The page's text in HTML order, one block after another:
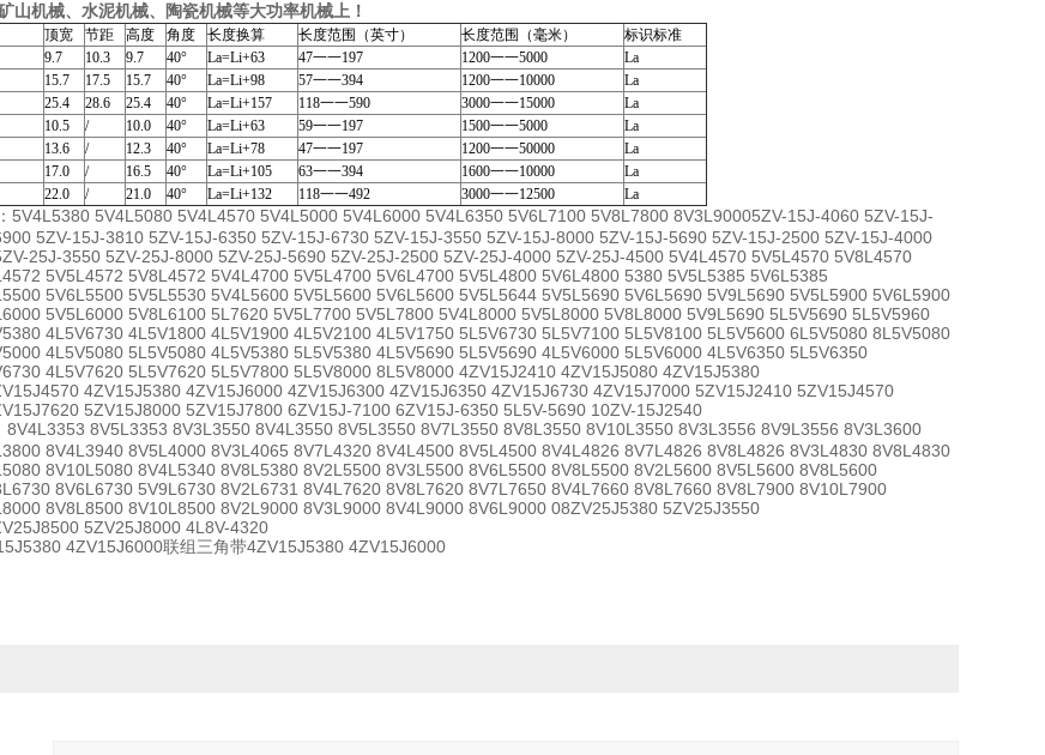
山机械、水泥机械、陶瓷机械等大功率机械上！
顶宽 节距 高度 角度 长度换算 长度范围（英寸） 长度范围（毫米）
标识标准
9.7 10.3 9.7 40° La=Li+63 47一一197 1200一一5000
La
15.7 17.5 15.7 40° La=Li+98 57一一394 1200一一10000
La
25.4 28.6 25.4 40° La=Li+157 118一一590 3000一一15000
La
10.5 / 10.0 40° La=Li+63 59一一197 1500一一5000
La
13.6 / 12.3 40° La=Li+78 47一一197 1200一一50000
La
17.0 / 16.5 40° La=Li+105 63一一394 1600一一10000
La
22.0 / 21.0 40° La=Li+132 118一一492 3000一一12500 La
5V4L5380 5V4L5080 5V4L4570 5V4L5000 5V4L6000 5V4L6350 5V6L7100 5V8L7800 8V3L90005ZV-15J-4060 5ZV-15J-
5ZV-15J-3810 5ZV-15J-6350 5ZV-15J-6730 5ZV-15J-3550 5ZV-15J-8000 5ZV-15J-5690 5ZV-15J-2500 5ZV-15J-4000
25J-3550 5ZV-25J-8000 5ZV-25J-5690 5ZV-25J-2500 5ZV-25J-4000 5ZV-25J-4500 5V4L4570 5V5L4570 5V8L4570
5V5L4572 5V8L4572 5V4L4700 5V5L4700 5V6L4700 5V5L4800 5V6L4800 5380 5V5L5385 5V6L5385
5V6L5500 5V5L5530 5V4L5600 5V5L5600 5V6L5600 5V5L5644 5V5L5690 5V6L5690 5V9L5690 5V5L5900 5V6L5900
5V5L6000 5V8L6100 5L7620 5V5L7700 5V5L7800 5V4L8000 5V5L8000 5V8L8000 5V9L5690 5L5V5690 5L5V5960
4L5V6730 4L5V1800 4L5V1900 4L5V2100 4L5V1750 5L5V6730 5L5V7100 5L5V8100 5L5V5600 6L5V5080 8L5V5080
4L5V5080 5L5V5080 4L5V5380 5L5V5380 4L5V5690 5L5V5690 4L5V6000 5L5V6000 4L5V6350 5L5V6350
4L5V7620 5L5V7620 5L5V7800 5L5V8000 8L5V8000 4ZV15J2410 4ZV15J5080 4ZV15J5380
4ZV15J5380 4ZV15J6000 4ZV15J6300 4ZV15J6350 4ZV15J6730 4ZV15J7000 5ZV15J2410 5ZV15J4570
5ZV15J8000 5ZV15J7800 6ZV15J-7100 6ZV15J-6350 5L5V-5690 10ZV-15J2540
8V4L3353 8V5L3353 8V3L3550 8V4L3550 8V5L3550 8V7L3550 8V8L3550 8V10L3550 8V3L3556 8V9L3556 8V3L3600
8V4L3940 8V5L4000 8V3L4065 8V7L4320 8V4L4500 8V5L4500 8V4L4826 8V7L4826 8V8L4826 8V3L4830 8V8L4830
8V10L5080 8V4L5340 8V8L5380 8V2L5500 8V3L5500 8V6L5500 8V8L5500 8V2L5600 8V5L5600 8V8L5600
8V6L6730 5V9L6730 8V2L6731 8V4L7620 8V8L7620 8V7L7650 8V4L7660 8V8L7660 8V8L7900 8V10L7900
8V8L8500 8V10L8500 8V2L9000 8V3L9000 8V4L9000 8V6L9000 08ZV25J5380 5ZV25J3550
5ZV25J8000 4L8V-4320
4ZV15J6000联组三角带4ZV15J5380 4ZV15J6000